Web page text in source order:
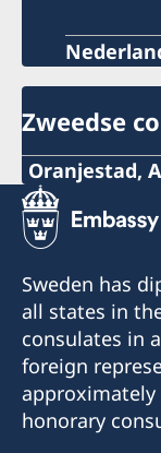
Zweedse
Oranjestad,
Telefoon
+297 525 2585
Email
s-
Email
Sweden has
all states in
consulates in
foreign
approximately
honorary